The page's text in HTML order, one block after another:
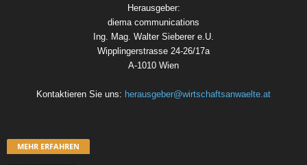
Herausgeber:
diema communications
Ing. Mag. Walter Sieberer e.U.
Wipplingerstrasse 24-26/17a
A-1010 Wien
Kontaktieren Sie uns: herausgeber@wirtschaftsanwaelte.at
MEHR ERFAHREN